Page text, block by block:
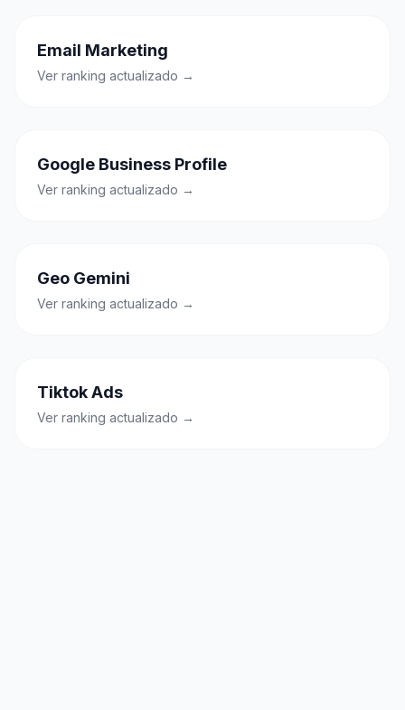
Email Marketing
Ver ranking actualizado →
Google Business Profile
Ver ranking actualizado →
Geo Gemini
Ver ranking actualizado →
Tiktok Ads
Ver ranking actualizado →